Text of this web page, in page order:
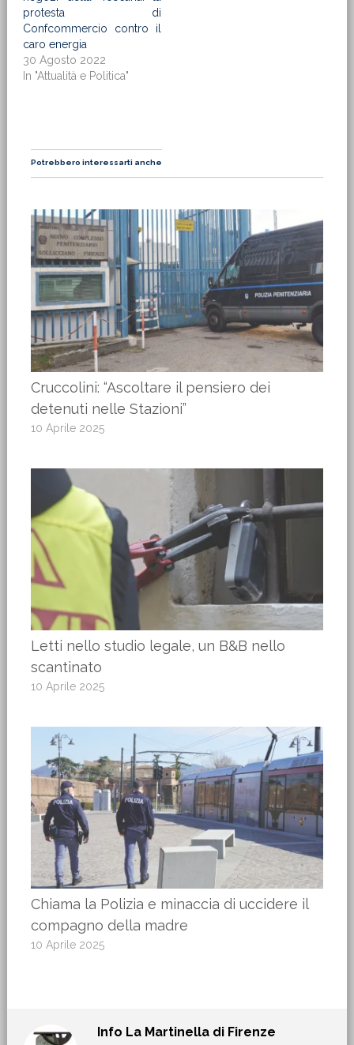
protesta di
Confcommercio contro il
caro energia
30 Agosto 2022
In "Attualità e Politica"
Potrebbero interessarti anche
Cruccolini: “Ascoltare il pensiero dei
detenuti nelle Stazioni”
10 Aprile 2025
Letti nello studio legale, un B&B nello
scantinato
10 Aprile 2025
Chiama la Polizia e minaccia di uccidere il
compagno della madre
10 Aprile 2025
Info La Martinella di Firenze